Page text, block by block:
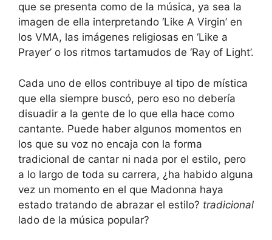
que se presenta como de la música, ya sea la
imagen de ella interpretando ‘Like A Virgin’ en
los VMA, las imágenes religiosas en ‘Like a
Prayer’ o los ritmos tartamudos de ‘Ray of Light’.
Cada uno de ellos contribuye al tipo de mística
que ella siempre buscó, pero eso no debería
disuadir a la gente de lo que ella hace como
cantante. Puede haber algunos momentos en
los que su voz no encaja con la forma
tradicional de cantar ni nada por el estilo, pero
a lo largo de toda su carrera, ¿ha habido alguna
vez un momento en el que Madonna haya
estado tratando de abrazar el estilo? tradicional
lado de la música popular?